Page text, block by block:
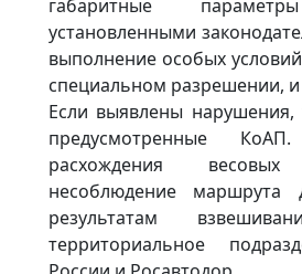
габаритные
установленными
выполнение особых
специальном разрешении, и
Если выявлены
предусмотренные
расхождения
несоблюдение
результатам
территориальное